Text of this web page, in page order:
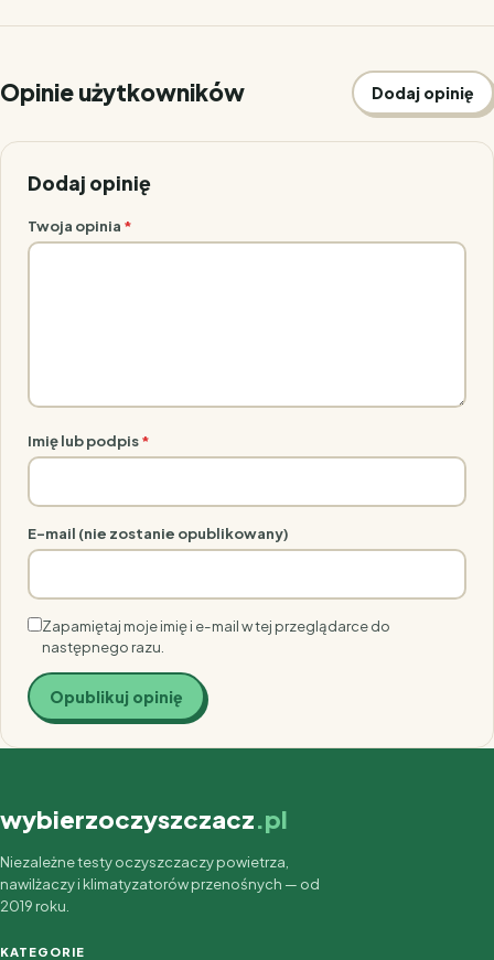
Opinie użytkowników Dodaj opinię
Dodaj opinię
Twoja opinia *
Imię lub podpis*
E-mail (nie zostanie opublikowany)
Zapamiętaj moje imię i e-mail w tej przeglądarce do
następnego razu.
wybierzoczyszczacz.pl
Niezależne testy oczyszczaczy powietrza,
nawilżaczy i klimatyzatorów przenośnych — od
2019 roku.
KATEGORIE